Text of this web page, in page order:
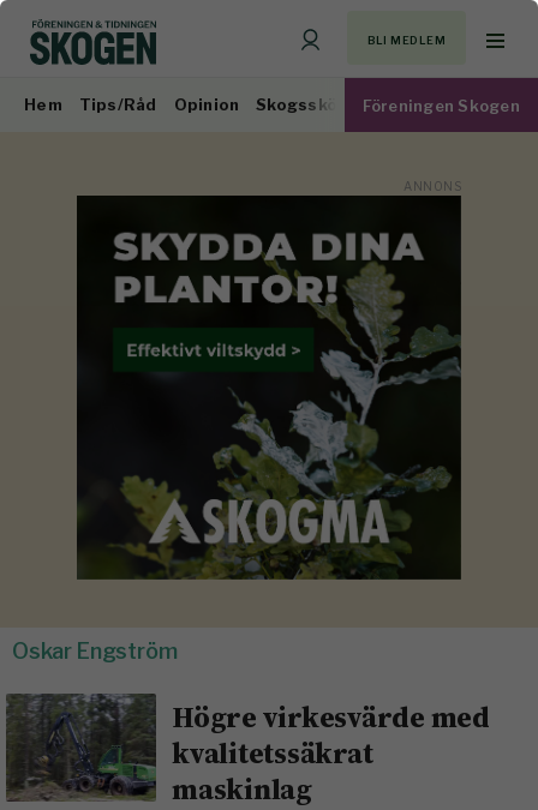
BLI MEDLEM
Hem Tips/Råd Opinion Skogsskötsel Virkesmarknad
Föreningen Skogen
Oskar Engström
Högre virkesvärde med
kvalitetssäkrat
maskinlag